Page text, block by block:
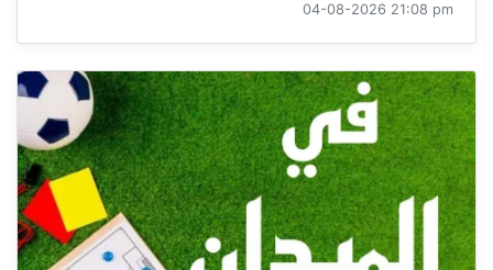
04-08-2026 21:08 pm